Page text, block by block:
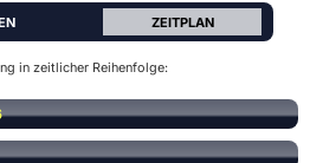
ZEITPLAN
in zeitlicher Reihenfolge: